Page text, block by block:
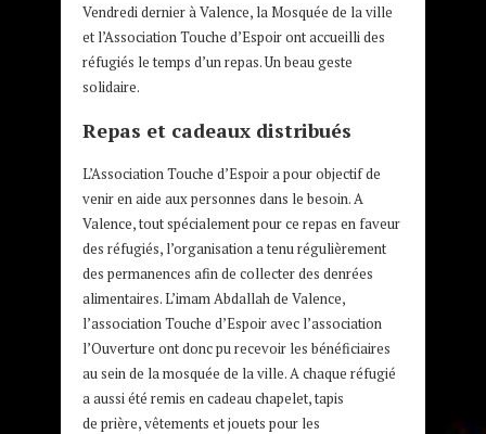
Vendredi dernier à Valence, la Mosquée de la ville
et l’Association Touche d’Espoir ont accueilli des
réfugiés le temps d’un repas. Un beau geste
solidaire.
Repas et cadeaux distribués
L’Association Touche d’Espoir a pour objectif de
venir en aide aux personnes dans le besoin. A
Valence, tout spécialement pour ce repas en faveur
des réfugiés, l’organisation a tenu régulièrement
des permanences afin de collecter des denrées
alimentaires. L’imam Abdallah de Valence,
l’association Touche d’Espoir avec l’association
l’Ouverture ont donc pu recevoir les bénéficiaires
au sein de la mosquée de la ville. A chaque réfugié
a aussi été remis en cadeau chapelet, tapis
de prière, vêtements et jouets pour les